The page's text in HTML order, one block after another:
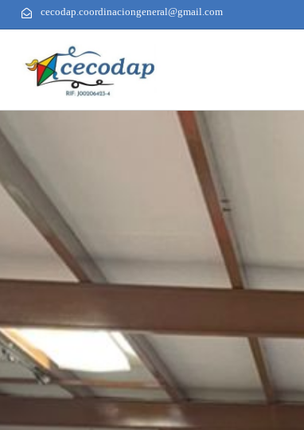
cecodap.coordinaciongeneral@gmail.com
AUTHOR
PUBLISHED
PUBLISHED